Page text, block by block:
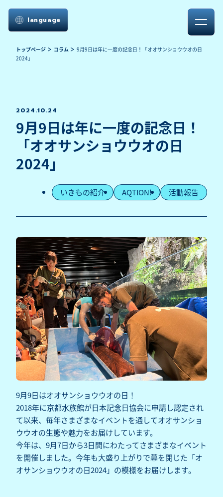
language
トップページ コラム
9月9日は年に一度の記念日！「オオサンショウウオの日
2024」
2024.10.24
9月9日は年に一度の記念日！
「オオサンショウウオの日
2024」
いきもの紹介 AQTION! 活動報告
9月9日はオオサンショウウオの日！
2018年に京都水族館が日本記念日協会に申請し認定され
て以来、毎年さまざまなイベントを通してオオサンショ
ウウオの生態や魅力をお届けしています。
今年は、9月7日から3日間にわたってさまざまなイベント
を開催しました。今年も大盛り上がりで幕を閉じた「オ
オサンショウウオの日2024」の模様をお届けします。